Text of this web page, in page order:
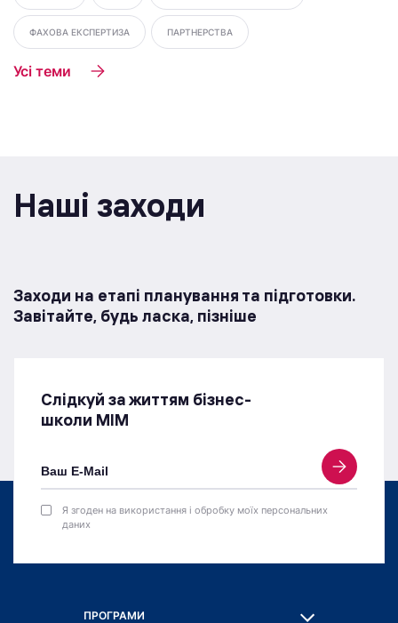
ФАХОВА ЕКСПЕРТИЗА ПАРТНЕРСТВА
Усі теми
Наші заходи
Заходи на етапі планування та підготовки.
Завітайте, будь ласка, пізніше
Слідкуй за життям бізнес-
школи МІМ
Я згоден на використання і обробку моїх персональних
даних
ПРОГРАМИ